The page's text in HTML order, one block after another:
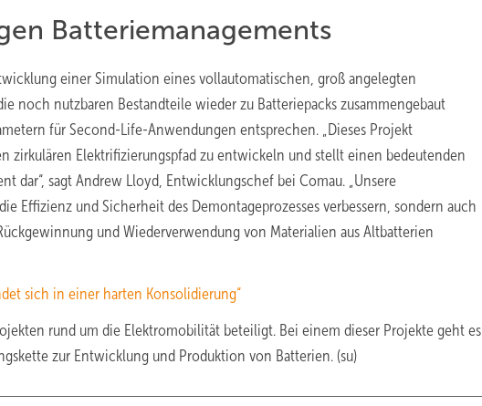
Batteriemanagements
einer Simulation eines vollautomatischen, groß angelegten
noch nutzbaren Bestandteile wieder zu Batteriepacks zusammengebaut
für Second-Life-Anwendungen entsprechen. „Dieses Projekt
Elektrifizierungspfad zu entwickeln und stellt einen bedeutenden
dar“, sagt Andrew Lloyd, Entwicklungschef bei Comau. „Unsere
Effizienz und Sicherheit des Demontageprozesses verbessern, sondern auch
und Wiederverwendung von Materialien aus Altbatterien
sich in einer harten Konsolidierung“
rund um die Elektromobilität beteiligt. Bei einem dieser Projekte geht es
zur Entwicklung und Produktion von Batterien. (su)